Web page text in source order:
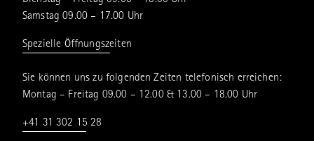
Samstag 09.00 – 17.00 Uhr
Spezielle Öffnungszeiten
Sie können uns zu folgenden Zeiten telefonisch erreichen:
Montag – Freitag 09.00 – 12.00 & 13.00 – 18.00 Uhr
+41 31 302 15 28